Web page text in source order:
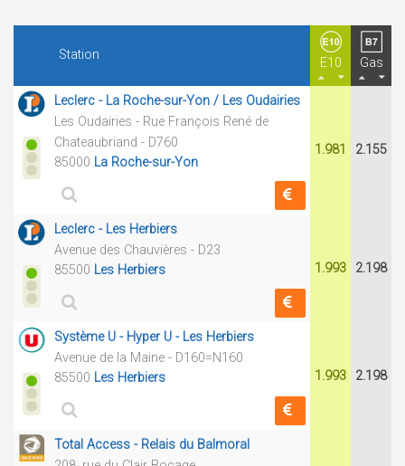
Station
E10 Gas
Leclerc - La Roche-sur-Yon / Les Oudairies
Les Oudairies - Rue François René de
Chateaubriand - D760
85000 La Roche-sur-Yon
1.981 2.155
Leclerc - Les Herbiers
Avenue des Chauvières - D23
85500 Les Herbiers 1.993 2.198
Système U - Hyper U - Les Herbiers
Avenue de la Maine - D160=N160
85500 Les Herbiers 1.993 2.198
Total Access - Relais du Balmoral